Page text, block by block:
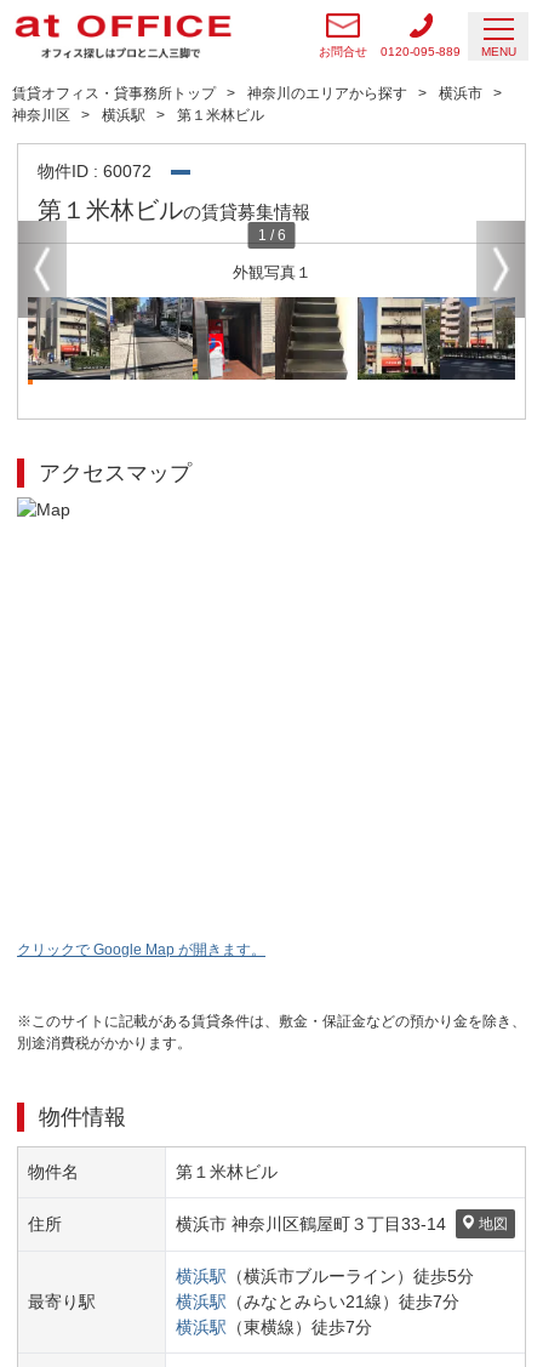
お問合せ 0120-095-889 MENU
賃貸オフィス・貸事務所トップ 神奈川のエリアから探す
横浜市
神奈川区
横浜駅 第１米林ビル
物件ID : 60072
第１米林ビルの賃貸募集情報
外観写真１
1 /6
アクセスマップ
クリックで Google Map が開きます。
※このサイトに記載がある賃貸条件は、敷金・保証金などの預かり金を除き、
別途消費税がかかります。
物件情報
物件名 第１米林ビル
住所 横浜市 神奈川区鶴屋町３丁目33-14 地図
最寄り駅
横浜駅 （横浜市ブルーライン） 徒歩5分
横浜駅 （みなとみらい21線） 徒歩7分
横浜駅 （東横線） 徒歩7分